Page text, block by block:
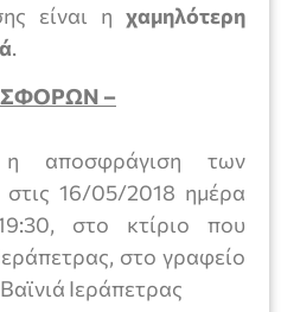
είναι η χαμηλότερη
.
–
αποσφράγιση των
16/05/2018 ημέρα
στο κτίριο που
στο γραφείο
Ιεράπετρας